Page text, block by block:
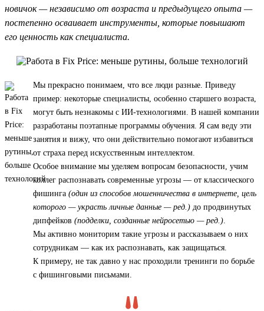
новичок — независимо от возраста и предыдущего опыта —
постепенно осваивает инструменты, которые повышают
его ценность как специалиста.
Мы прекрасно понимаем, что все люди разные. Приведу
пример: некоторые специалисты, особенно старшего возраста,
могут быть незнакомы с ИИ-технологиями. В нашей компании
разработаны поэтапные программы обучения. Я сам веду эти
занятия и вижу, что они действительно помогают избавиться
от страха перед искусственным интеллектом.
Особое внимание мы уделяем вопросам безопасности, учим
коллег распознавать современные угрозы — от классического
фишинга (один из способов мошенничества в интернете, цель
которого — украсть личные данные — ред.) до продвинутых
дипфейков (подделки, созданные нейросетью — ред.)
Мы активно мониторим такие угрозы и рассказываем о них
сотрудникам — как их распознавать, как защищаться.
К примеру, не так давно у нас проходили тренинги по борьбе
с фишинговыми письмами.